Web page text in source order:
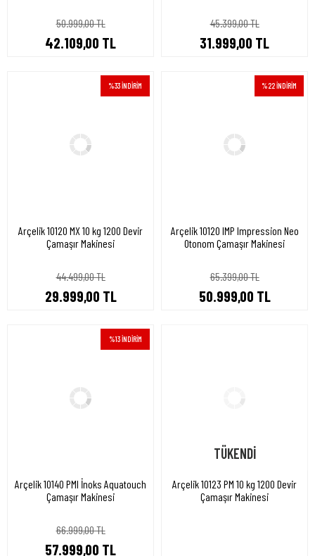
50.999,00 TL
42.109,00 TL
45.399,00 TL
31.999,00 TL
%33 İNDİRİM
Arçelik 10120 MX 10 kg 1200 Devir
Çamaşır Makinesi
44.499,00 TL
29.999,00 TL
%22 İNDİRİM
Arçelik 10120 IMP Impression Neo
Otonom Çamaşır Makinesi
65.399,00 TL
50.999,00 TL
%13 İNDİRİM
Arçelik 10140 PMI İnoks Aquatouch
Çamaşır Makinesi
66.999,00 TL
57.999,00 TL
TÜKENDİ
Arçelik 10123 PM 10 kg 1200 Devir
Çamaşır Makinesi